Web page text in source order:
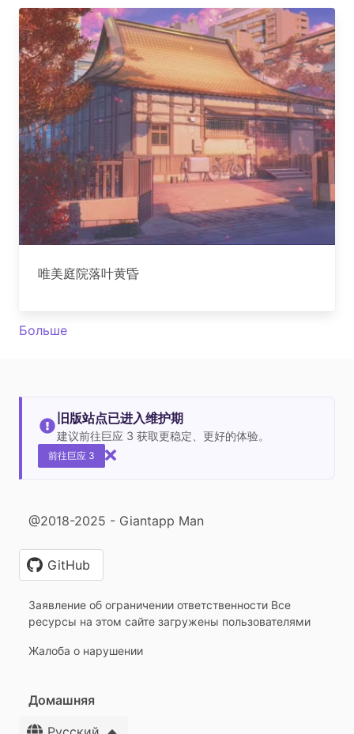
唯美庭院落叶黄昏
Больше
旧版站点已进入维护期
建议前往巨应 3 获取更稳定、更好的体验。
前往巨应 3
@2018-2025 - Giantapp Man
GitHub
Заявление об ограничении ответственности Все
ресурсы на этом сайте загружены пользователями
Жалоба о нарушении
Домашняя